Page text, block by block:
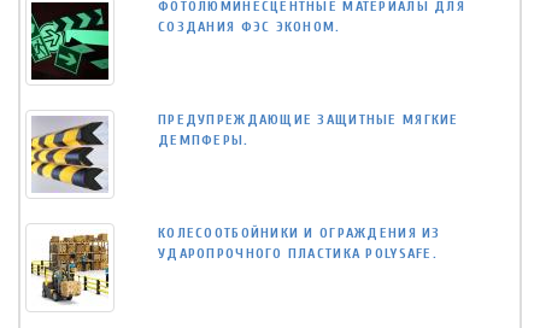
ФОТОЛЮМИНЕСЦЕНТНЫЕ МАТЕРИАЛЫ ДЛЯ
СОЗДАНИЯ ФЭС ЭКОНОМ.
ПРЕДУПРЕЖДАЮЩИЕ ЗАЩИТНЫЕ МЯГКИЕ
ДЕМПФЕРЫ.
КОЛЕСООТБОЙНИКИ И ОГРАЖДЕНИЯ ИЗ
УДАРОПРОЧНОГО ПЛАСТИКА POLYSAFE.